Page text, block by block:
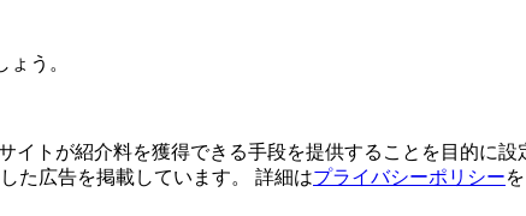
う。
イトが紹介料を獲得できる手段を提供することを目的に
た広告を掲載しています。 詳細はプライバシーポリシー